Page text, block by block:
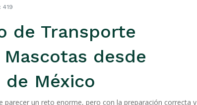
419
de Transporte
desde
de México
un reto enorme, pero con la preparación correcta y